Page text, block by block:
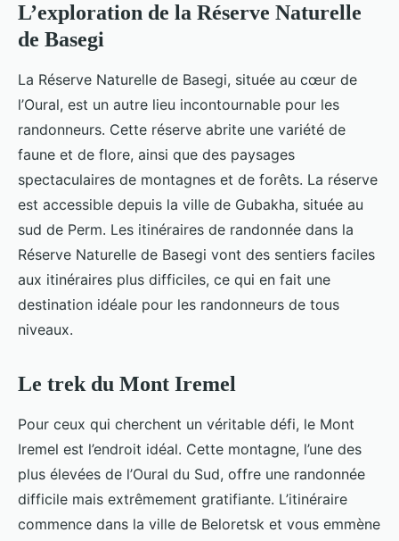
L’exploration de la Réserve Naturelle
de Basegi
La Réserve Naturelle de Basegi, située au cœur de
l’Oural, est un autre lieu incontournable pour les
randonneurs. Cette réserve abrite une variété de
faune et de flore, ainsi que des paysages
spectaculaires de montagnes et de forêts. La réserve
est accessible depuis la ville de Gubakha, située au
sud de Perm. Les itinéraires de randonnée dans la
Réserve Naturelle de Basegi vont des sentiers faciles
aux itinéraires plus difficiles, ce qui en fait une
destination idéale pour les randonneurs de tous
niveaux.
Le trek du Mont Iremel
Pour ceux qui cherchent un véritable défi, le Mont
Iremel est l’endroit idéal. Cette montagne, l’une des
plus élevées de l’Oural du Sud, offre une randonnée
difficile mais extrêmement gratifiante. L’itinéraire
commence dans la ville de Beloretsk et vous emmène